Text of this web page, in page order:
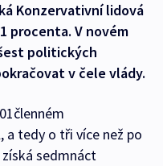
Konzervativní lidová
procenta. V novém
politických
v čele vlády.
a tedy o tři více než po
sedmnáct